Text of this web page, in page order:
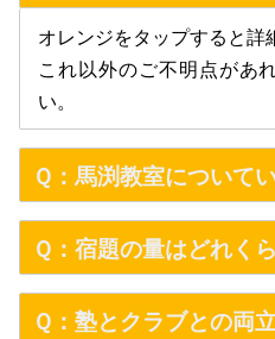
オレンジをタップすると詳
これ以外のご不明点があ
い。
Ｑ：馬渕教室について
Ｑ：宿題の量はどれく
Ｑ：塾とクラブとの両